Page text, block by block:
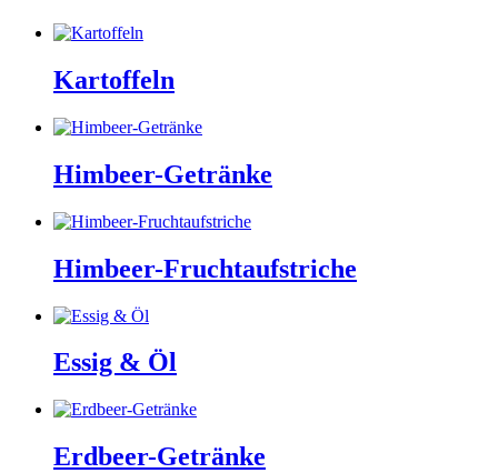
Kartoffeln
Himbeer-Getränke
Himbeer-Fruchtaufstriche
Essig & Öl
Erdbeer-Getränke